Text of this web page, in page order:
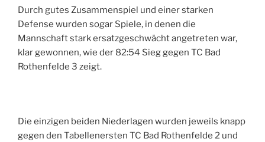
Durch gutes Zusammenspiel und einer starken
Defense wurden sogar Spiele, in denen die
Mannschaft stark ersatzgeschwächt angetreten war,
klar gewonnen, wie der 82:54 Sieg gegen TC Bad
Rothenfelde 3 zeigt.
Die einzigen beiden Niederlagen wurden jeweils knapp
gegen den Tabellenersten TC Bad Rothenfelde 2 und